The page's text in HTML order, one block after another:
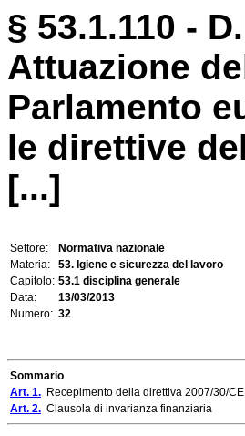
§ 53.1.110 -
Attuazione
Parlamento
le direttive
[...]
Settore:
Normativa nazionale
Materia:
53. Igiene e sicurezza del lavoro
Capitolo: 53.1 disciplina generale
Data:
13/03/2013
Numero: 32
Sommario
Art. 1. Recepimento della direttiva 2007/30/
Art. 2. Clausola di invarianza finanziaria